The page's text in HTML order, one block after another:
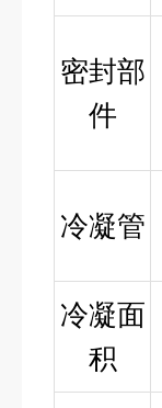
密封部
件
冷凝管
冷凝面
积